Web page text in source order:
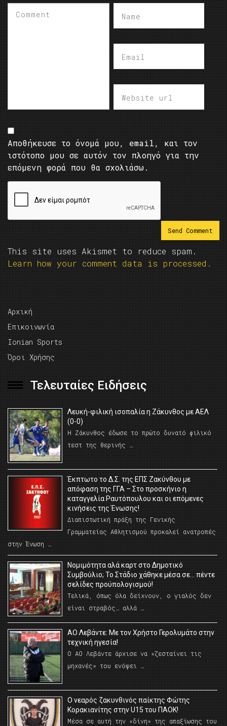
Αποθήκευσε το όνομά μου, email, και τον
ιστότοπο μου σε αυτόν τον πλοηγό για την
επόμενη φορά που θα σχολιάσω.
This site uses Akismet to reduce spam.
Learn how your comment data is processed.
Αρχική
Επικοινωνία
Ionian Sports
Όροι Χρήσης
Τελευταίες Ειδήσεις
Λευκή-φιλική ισοπαλία η Ζάκυνθος με ΑΕΛ
(0-0)
Η Ζάκυνθος έδωσε το πρώτο δυνατό φιλικό
τεστ της θερινής …
Έκπτωτο το Δ.Σ. της ΕΠΣ Ζακύνθου με
απόφαση της ΓΓΑ – Στο προσκήνιο η
καταγγελία Ραυτόπουλου και οι επόμενες
κινήσεις της Ένωσης!
Διαπιστωτική πράξη της Γενικής
Γραμματείας Αθλητισμού προκαλεί ανατροπές
στην Ένωση …
Νομιμότητα αλά καρτ στο Δημοτικό
Συμβούλιο; Το Στάδιο χάθηκε μέσα σε… πέντε
σελίδες προϋπολογισμού!
Τελικά, όπως όλα δείχνουν, ο γιαλός δεν
είναι στραβός… αλλά …
ΑΟ Λεβάντε: Με τον Χρήστο Γερολυμάτο στην
τεχνική ηγεσία!
Ο ΑΟ Λεβάντε άρχισε να «ζεσταίνει τις
μηχανές» του ενόψει …
O νεαρός ζακυνθινός παίκτης Φώτης
Κορακιανίτης στην U15 του ΠΑΟΚ!
Μέσα σε αυτή την «δίνη» της απαξίωσης του